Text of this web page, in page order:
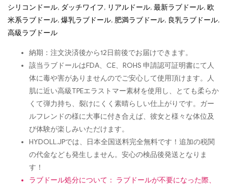
シリコンドール, ダッチワイフ, リアルドール, 最新ラブドール, 欧
米系ラブドール, 爆乳ラブドール, 肥満ラブドール, 良乳ラブドール,
高級ラブドール
納期：注文決済後から12日前後でお届けできます。
該当ラブドールはFDA、CE、ROHS 申請認可証明書にて人
体に毒や害がありませんのでご安心して使用頂けます。人
肌に近い高級TPEエラストマー素材を使用し、とても柔らか
くて弾力持ち、裂けにくく素晴らしい仕上がりです。ガー
ルフレンドの様に大事に付き合えば、彼女と様々な体位及
び体験が楽しみいただけます。
HYDOLL.JPでは、日本全国送料完全無料です！追加の税関
の代金なども発生しません。安心の検品後発送となりま
す！
ラブドール処分について： ラブドールが不要になった際、